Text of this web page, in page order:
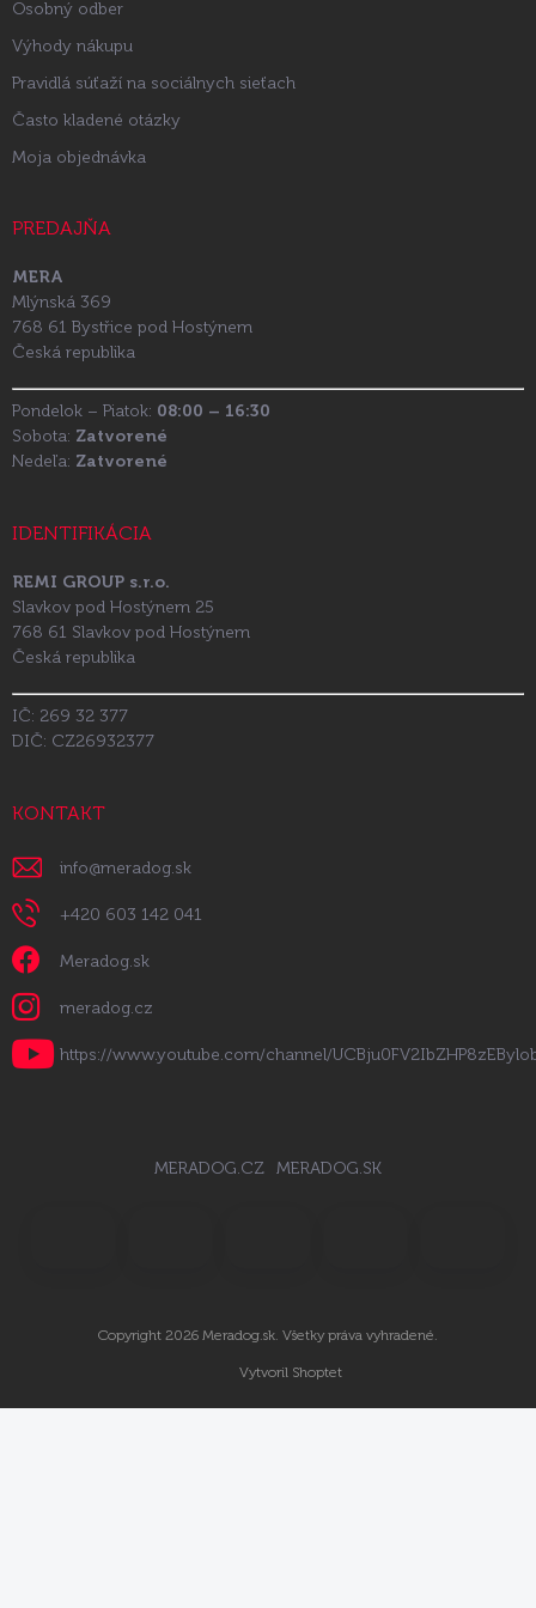
Osobný odber
Výhody nákupu
Pravidlá súťaží na sociálnych sieťach
Často kladené otázky
Moja objednávka
PREDAJŇA
MERA
Mlýnská 369
768 61 Bystřice pod Hostýnem
Česká republika
Pondelok – Piatok: 08:00 – 16:30
Sobota: Zatvorené
Nedeľa: Zatvorené
IDENTIFIKÁCIA
REMI GROUP s.r.o.
Slavkov pod Hostýnem 25
768 61 Slavkov pod Hostýnem
Česká republika
IČ: 269 32 377
DIČ: CZ26932377
KONTAKT
info@meradog.sk
+420 603 142 041
Meradog.sk
meradog.cz
https://www.youtube.com/channel/
MERADOG.CZ MERADOG.SK
Vytvoril Shoptet
Copyright 2026 Meradog.sk . Všetky práva vyhradené.